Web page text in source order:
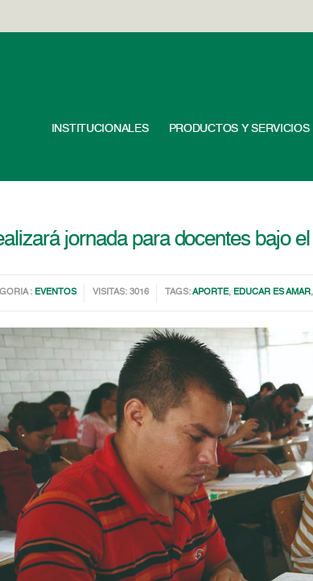
INSTITUCIONALES PRODUCTOS Y SERVICIOS
jornada para docentes bajo
: EVENTOS VISITAS: 3016 TAGS:APORTE, EDUCAR ES AMAR,